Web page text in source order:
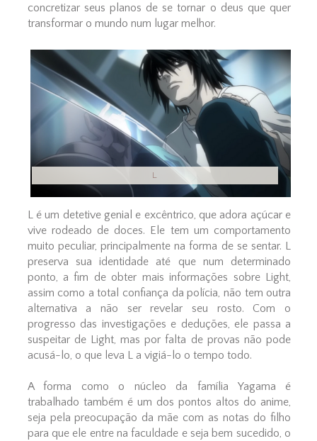
concretizar seus planos de se tornar o deus que quer
transformar o mundo num lugar melhor.
L
L é um detetive genial e excêntrico, que adora açúcar e
vive rodeado de doces. Ele tem um comportamento
muito peculiar, principalmente na forma de se sentar. L
preserva sua identidade até que num determinado
ponto, a fim de obter mais informações sobre Light,
assim como a total confiança da polícia, não tem outra
alternativa a não ser revelar seu rosto. Com o
progresso das investigações e deduções, ele passa a
suspeitar de Light, mas por falta de provas não pode
acusá-lo, o que leva L a vigiá-lo o tempo todo.
A forma como o núcleo da família Yagama é
trabalhado também é um dos pontos altos do anime,
seja pela preocupação da mãe com as notas do filho
para que ele entre na faculdade e seja bem sucedido, o